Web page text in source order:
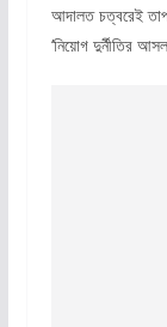
আদালত চত্বরেই
‘নিয়োগ দুর্নীতির